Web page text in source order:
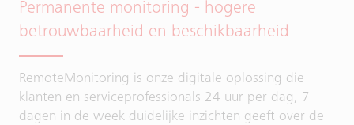
Permanente monitoring - hogere
betrouwbaarheid en beschikbaarheid
RemoteMonitoring is onze digitale oplossing die
klanten en serviceprofessionals 24 uur per dag, 7
dagen in de week duidelijke inzichten geeft over de